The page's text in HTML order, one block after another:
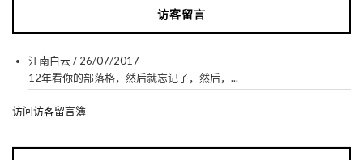
访客留言
江南白云/ 26/07/2017
12年看你的部落格，然后就忘记了，然后，...
访问访客留言簿